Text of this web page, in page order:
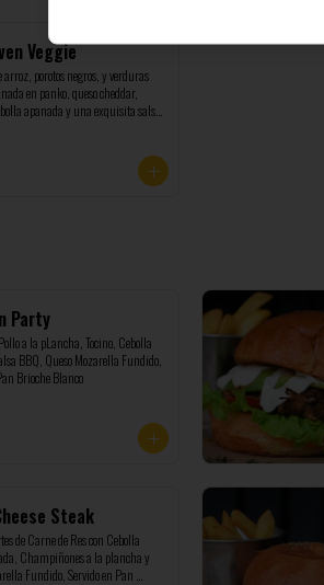
Veggie
arroz, porotos negros, y verduras
en panko, queso cheddar,
apanada y una exquisita salsa
Party
a la pLancha, Tocino, Cebolla
BBQ, Queso Mozarella Fundido,
Brioche Blanco
Steak
de Carne de Res con Cebolla
Champiñones a la plancha y
Fundido, Servido en Pan